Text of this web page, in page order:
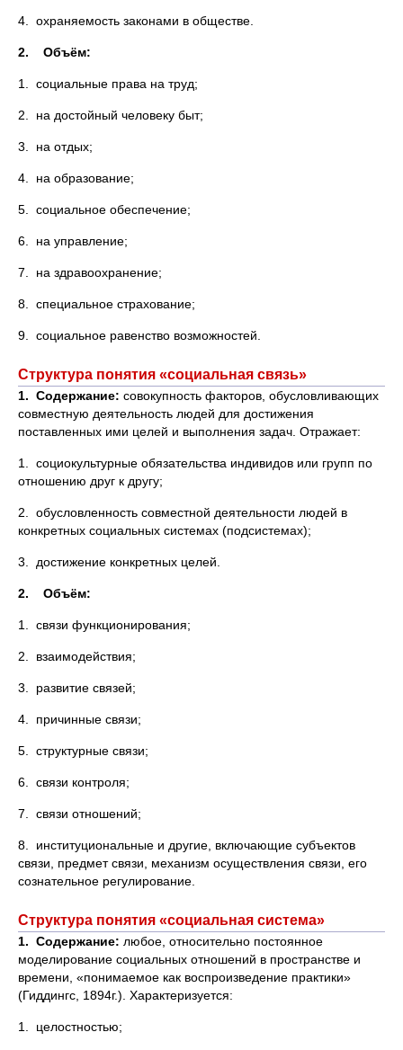
4. охраняемость законами в обществе.
2. Объём:
1. социальные права на труд;
2. на достойный человеку быт;
3. на отдых;
4. на образование;
5. социальное обеспечение;
6. на управление;
7. на здравоохранение;
8. специальное страхование;
9. социальное равенство возможностей.
Структура понятия «социальная связь»
1. Содержание: совокупность факторов, обусловливающих
совместную деятельность людей для достижения
поставленных ими целей и выполнения задач. Отражает:
1. социокультурные обязательства индивидов или групп по
отношению друг к другу;
2. обусловленность совместной деятельности людей в
конкретных социальных системах (подсистемах);
3. достижение конкретных целей.
2. Объём:
1. связи функционирования;
2. взаимодействия;
3. развитие связей;
4. причинные связи;
5. структурные связи;
6. связи контроля;
7. связи отношений;
8. институциональные и другие, включающие субъектов
связи, предмет связи, механизм осуществления связи, его
сознательное регулирование.
Структура понятия «социальная система»
1. Содержание: любое, относительно постоянное
моделирование социальных отношений в пространстве и
времени, «понимаемое как воспроизведение практики»
(Гиддингс, 1894г.). Характеризуется:
1. целостностью;